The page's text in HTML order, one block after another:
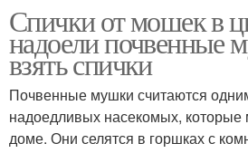
Спички от мошек в
надоели почвенные
взять спички
Почвенные мушки считаются
надоедливых насекомых, которые
доме. Они селятся в горшках с